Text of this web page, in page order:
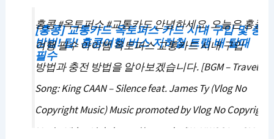
[홍콩] 교통카드 옥토퍼스 카드 시내 구입 및 충전
방법! 팁! 홍콩여행 버스 지하철 트램 배 탈때
필수
홍콩 #옥토퍼스 #교통카드 안녕하세요. 오늘은 홍콩
여행 필수 아이템 옥토퍼스 교통카드 시내 구입
방법과 충전 방법을 알아보겠습니다. [BGM – Traveller]
Song: King CAAN – Silence feat. James Ty (Vlog No
Copyright Music) Music promoted by Vlog No Copyright
Music. Video Link: https://youtu.be/W9NWSCAq7CM